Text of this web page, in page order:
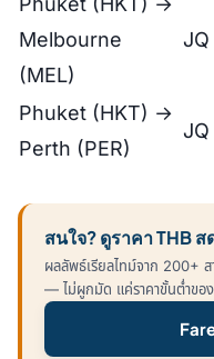
Melbourne
(MEL)
JQ
Phuket (HKT) →
Perth (PER)
JQ
สนใจ? ดูราคา THB
ผลลัพธ์เรียลไทม์จาก 200+ ส
— ไม่ผูกมัด แค่ราคาขั้นต่ำขอ